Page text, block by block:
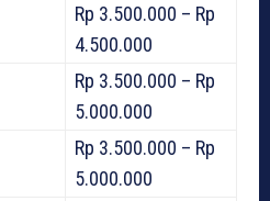
Rp 3.500.000 – Rp
4.500.000
Rp 3.500.000 – Rp
5.000.000
Rp 3.500.000 – Rp
5.000.000